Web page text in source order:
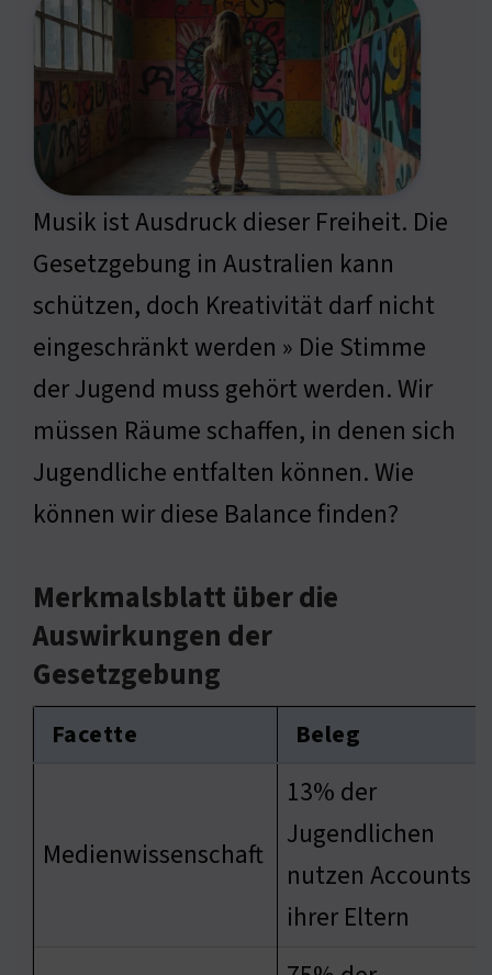
Musik ist Ausdruck dieser Freiheit. Die
Gesetzgebung in Australien kann
schützen, doch Kreativität darf nicht
eingeschränkt werden » Die Stimme
der Jugend muss gehört werden. Wir
müssen Räume schaffen, in denen sich
Jugendliche entfalten können. Wie
können wir diese Balance finden?
Merkmalsblatt über die
Auswirkungen der
Gesetzgebung
Facette Beleg
Medienwissenschaft
13% der
Jugendlichen
nutzen Accounts
ihrer Eltern